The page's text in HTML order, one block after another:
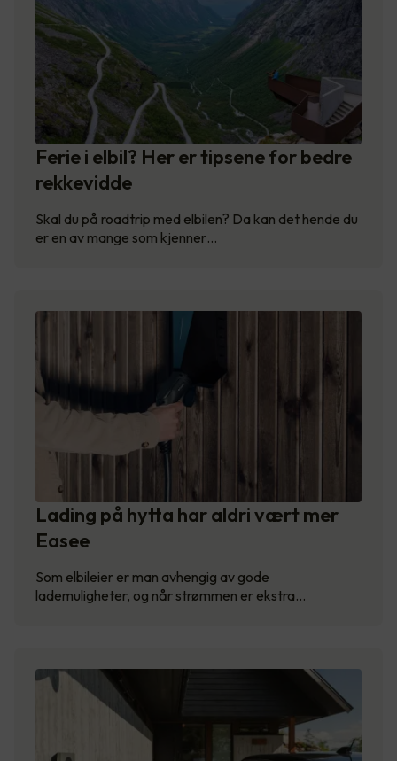
Ferie i elbil? Her er tipsene for bedre
rekkevidde
Skal du på roadtrip med elbilen? Da kan det hende du
er en av mange som kjenner…
Lading på hytta har aldri vært mer
Easee
Som elbileier er man avhengig av gode
lademuligheter, og når strømmen er ekstra…